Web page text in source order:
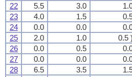
22
5.5 3.0
23
4.0 1.5
24
0.0 0.0
25
2.0 1.0 0.5 )
26
0.0 0.5
27
0.0 0.0
28
6.5 3.5